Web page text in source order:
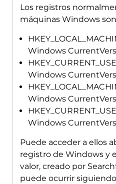
Los registros
máquinas Windows
Windows
Windows
Windows
Windows
Puede acceder a ellos
registro de Windows y
valor, creado por
puede ocurrir